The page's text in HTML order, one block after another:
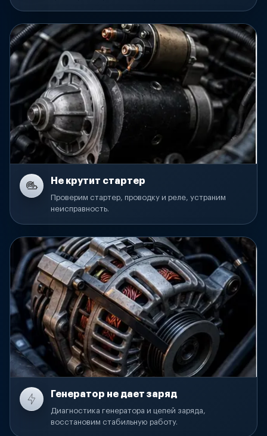
Не крутит стартер
Проверим стартер, проводку и реле, устраним
неисправность.
Генератор не дает заряд
Диагностика генератора и цепей заряда,
восстановим стабильную работу.